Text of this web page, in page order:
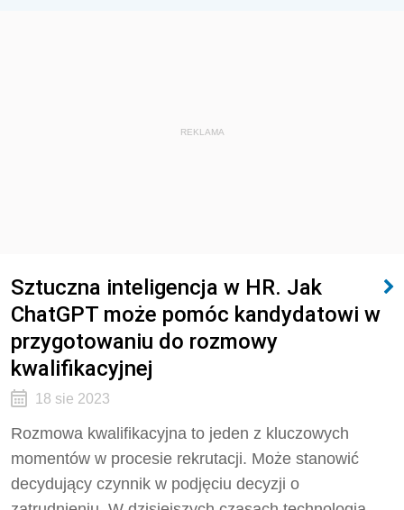
REKLAMA
Sztuczna inteligencja w HR. Jak
ChatGPT może pomóc kandydatowi w
przygotowaniu do rozmowy
kwalifikacyjnej
18 sie 2023
Rozmowa kwalifikacyjna to jeden z kluczowych
momentów w procesie rekrutacji. Może stanowić
decydujący czynnik w podjęciu decyzji o